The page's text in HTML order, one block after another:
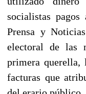
socialistas
Prensa y
electoral de las
primera querella,
facturas que